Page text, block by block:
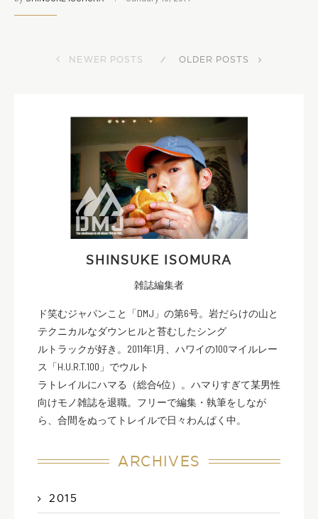
NEWER POSTS OLDER POSTS
SHINSUKE ISOMURA
雑誌編集者
ド笑むジャパンこと「DMJ」の第6号。岩だらけの山と
テクニカルなダウンヒルと苔むしたシング
ルトラックが好き。2011年1月、ハワイの100マイルレー
ス「H.U.R.T.100」でウルト
ラトレイルにハマる（総合4位）。ハマりすぎて某男性
向けモノ雑誌を退職。フリーで編集・執筆をしなが
ら、合間をぬってトレイルで日々わんぱく中。
ARCHIVES
2015